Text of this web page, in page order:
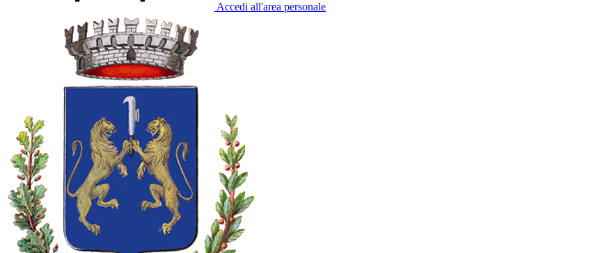
Accedi all'area personale